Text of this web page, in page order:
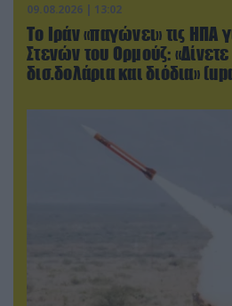
09.08.2026 | 13:02
Το Ιράν «παγώνει» τις ΗΠΑ
Στενών του Ορμούζ:
δισ.δολάρια και διόδια»